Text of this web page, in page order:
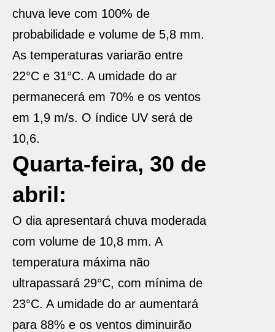
chuva leve com 100% de
probabilidade e volume de 5,8 mm.
As temperaturas variarão entre
22°C e 31°C. A umidade do ar
permanecerá em 70% e os ventos
em 1,9 m/s. O índice UV será de
10,6.
Quarta-feira, 30 de
abril:
O dia apresentará chuva moderada
com volume de 10,8 mm. A
temperatura máxima não
ultrapassará 29°C, com mínima de
23°C. A umidade do ar aumentará
para 88% e os ventos diminuirão